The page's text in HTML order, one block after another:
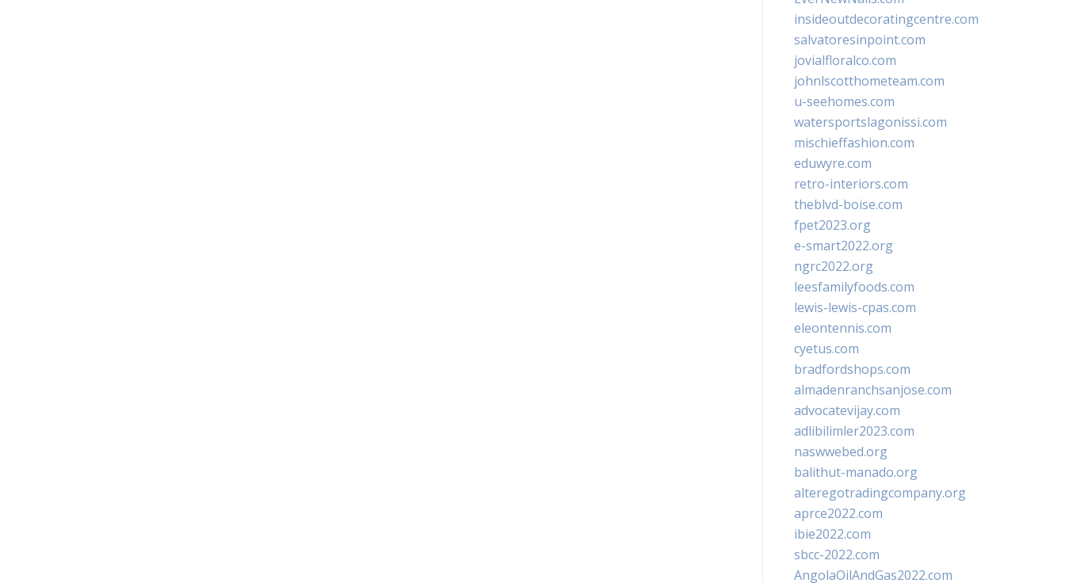
insideoutdecoratingcentre.com
salvatoresinpoint.com
jovialfloralco.com
johnlscotthometeam.com
u-seehomes.com
watersportslagonissi.com
mischieffashion.com
eduwyre.com
retro-interiors.com
theblvd-boise.com
fpet2023.org
e-smart2022.org
ngrc2022.org
leesfamilyfoods.com
lewis-lewis-cpas.com
eleontennis.com
cyetus.com
bradfordshops.com
almadenranchsanjose.com
advocatevijay.com
adlibilimler2023.com
naswwebed.org
balithut-manado.org
alteregotradingcompany.org
aprce2022.com
ibie2022.com
sbcc-2022.com
AngolaOilAndGas2022.com